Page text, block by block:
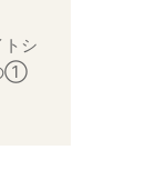
トシ
①